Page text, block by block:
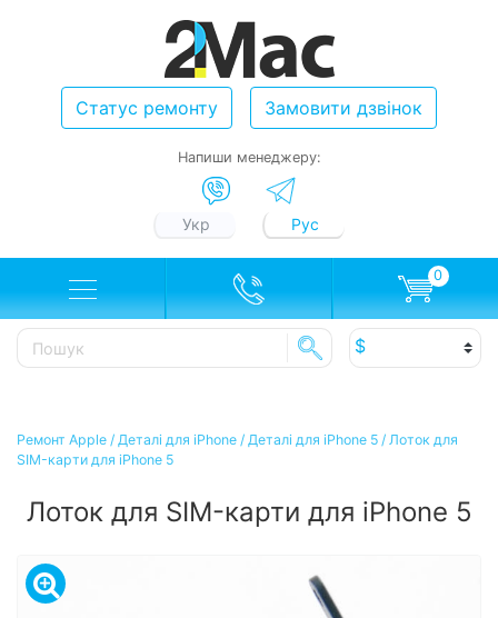
Статус ремонту Замовити дзвінок
Напиши менеджеру:
Укр Рус
0
Ремонт Apple / Деталі для iPhone / Деталі для iPhone 5 / Лоток для
SIM-карти для iPhone 5
Лоток для SIM-карти для iPhone 5